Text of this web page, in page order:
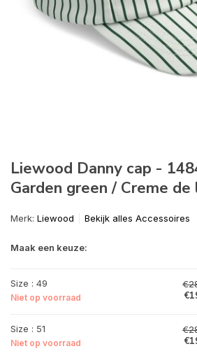
Liewood Danny cap -
Garden green / Creme de
Merk: Liewood Bekijk alles Accessoires
Maak een keuze:
Size : 49
Niet op voorraad
Size : 51
Niet op voorraad